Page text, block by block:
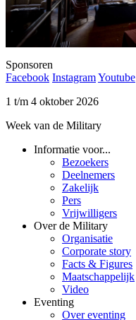
Sponsoren
Facebook InstagramYoutube
1 t/m 4 oktober 2026
Week van de Military
Informatie voor...
Bezoekers
Deelnemers
Zakelijk
Pers
Vrijwilligers
Over de Military
Organisatie
Corporate story
Facts & Figures
Maatschappelijk
Video
Eventing
Over eventing